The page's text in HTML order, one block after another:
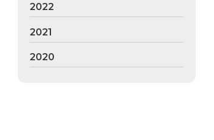
2022
2021
2020